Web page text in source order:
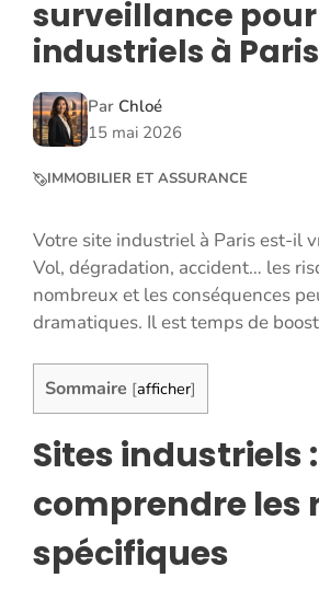
surveillance
industriels à Paris
Par Chloé
15 mai 2026
IMMOBILIER ET ASSURANCE
Votre site industriel à Paris est-il
Vol, dégradation, accident… les
nombreux et les conséquences
dramatiques. Il est temps de
Sommaire [afficher]
Sites industriels :
comprendre les
spécifiques